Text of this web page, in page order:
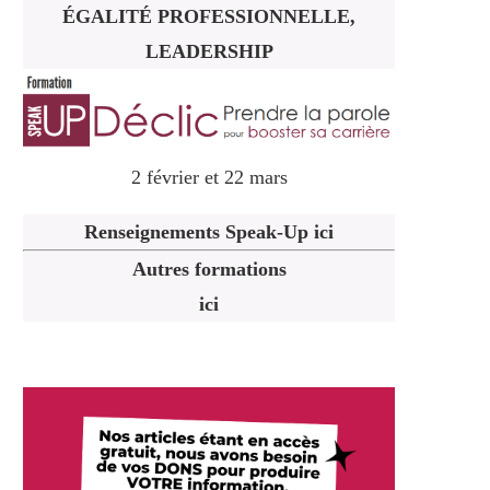
ÉGALITÉ PROFESSIONNELLE,
LEADERSHIP
2 février et 22 mars
Renseignements Speak-Up ici
Autres formations
ici